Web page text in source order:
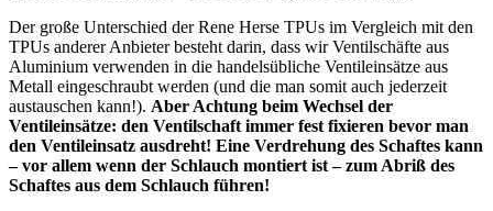
Der große Unterschied der Rene Herse TPUs im Vergleich mit den
TPUs anderer Anbieter besteht darin, dass wir Ventilschäfte aus
Aluminium verwenden in die handelsübliche Ventileinsätze aus
Metall eingeschraubt werden (und die man somit auch jederzeit
austauschen kann!). Aber Achtung beim Wechsel der
Ventileinsätze: den Ventilschaft immer fest fixieren bevor man
den Ventileinsatz ausdreht! Eine Verdrehung des Schaftes kann
– vor allem wenn der Schlauch montiert ist – zum Abriß des
Schaftes aus dem Schlauch führen!